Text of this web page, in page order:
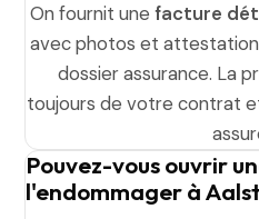
On fournit une facture
avec photos et
dossier assurance. La
toujours de votre contrat
Pouvez-vous ouvrir
l'endommager à